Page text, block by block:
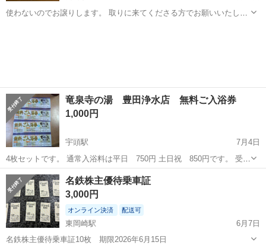
使わないのでお譲りします。 取りに来てくださる方でお願いいたしま
竜泉寺の湯 豊田浄水店 無料ご入浴券
1,000円
宇頭駅
7月4日
4枚セットです。 通常入浴料は平日 750円 土日祝 850円です。 受け
渡し場所は岡崎市連尺通です。
愛知 岡崎市 宇頭駅 その他 入浴料
名鉄株主優待乗車証
3,000円
オンライン決済 配送可
東岡崎駅
6月7日
名鉄株主優待乗車証10枚 期限2026年6月15日